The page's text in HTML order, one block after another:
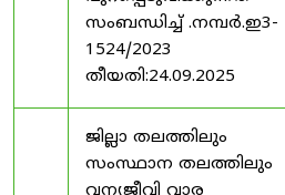
സംബന്ധിച്ച് .നമ്പർ.ഇ3-
1524/2023
തീയതി:24.09.2025
ജില്ലാ തലത്തിലും
സംസ്ഥാന തലത്തിലും